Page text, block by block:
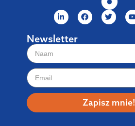
Newsletter
Zapisz mnie!